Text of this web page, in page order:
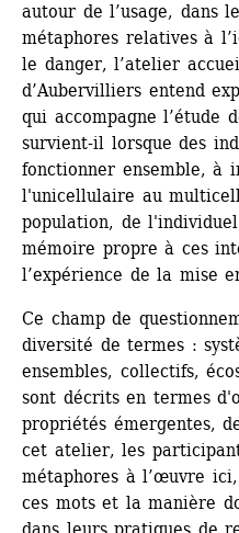
autour de l’usage, dans
métaphores relatives à
le danger, l’atelier
d’Aubervilliers entend
qui accompagne l’étude
survient-il lorsque des
fonctionner ensemble, à
l'unicellulaire au
population, de
mémoire propre à ces
l’expérience de la mise
Ce champ de
diversité de termes :
ensembles, collectifs,
sont décrits en termes
propriétés émergentes,
cet atelier, les
métaphores à l’œuvre
ces mots et la manière